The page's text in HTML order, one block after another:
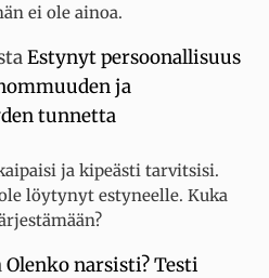
ei ole ainoa.
Estynyt persoonallisuus
ja
tunnetta
ja kipeästi tarvitsisi.
löytynyt estyneelle. Kuka
Olenko narsisti? Testi